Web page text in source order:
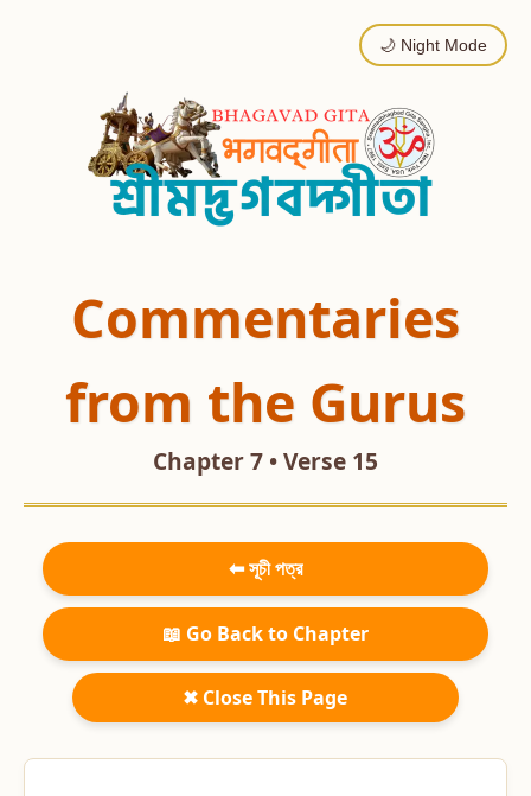
🌙 Night Mode
Commentaries
from the Gurus
Chapter 7 • Verse 15
⬅ সূচী পত্র
📖 Go Back to Chapter
✖ Close This Page